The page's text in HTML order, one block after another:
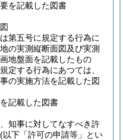
を記載した図書
第五号に規定する行為に
の実測縦断面図及び実測
地盤面を記載したもの
定する行為にあつては、
の実施方法を記載した図
記載した図書
知事に対してなすべき許
(以下「許可の申請等」とい